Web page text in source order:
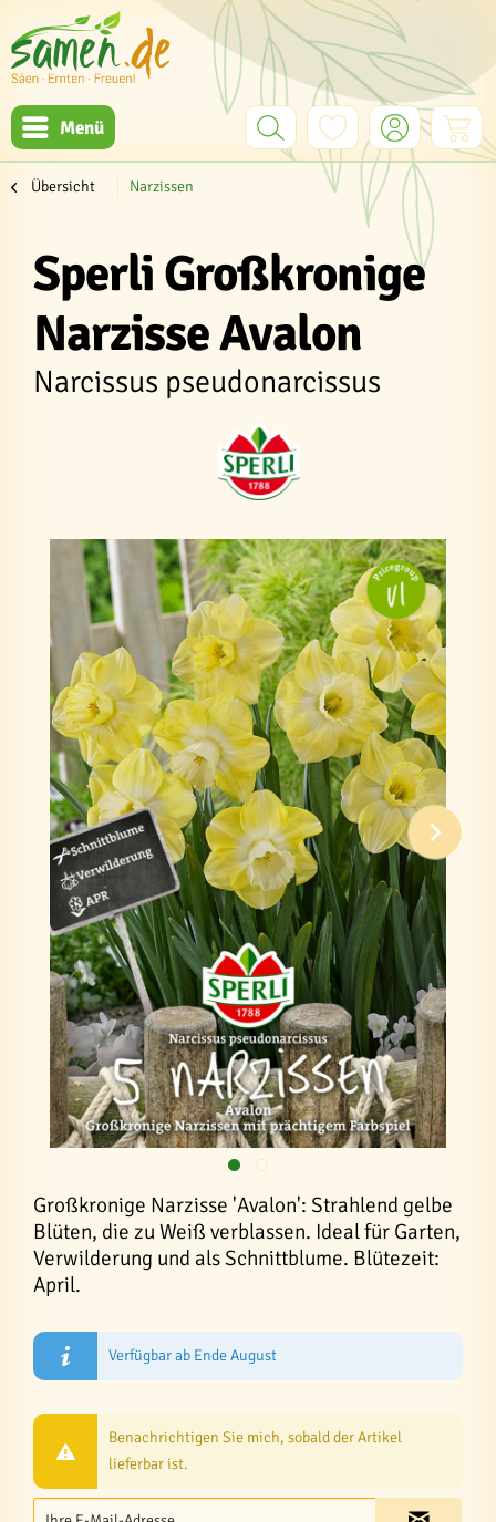
Menü
Übersicht Narzissen
Sperli Großkronige
Narzisse Avalon
Narcissus pseudonarcissus
Großkronige Narzisse 'Avalon': Strahlend gelbe
Blüten, die zu Weiß verblassen. Ideal für Garten,
Verwilderung und als Schnittblume. Blütezeit:
April.
Verfügbar ab Ende August
Benachrichtigen Sie mich, sobald der Artikel
lieferbar ist.